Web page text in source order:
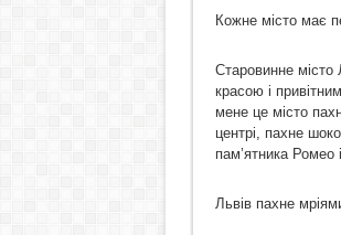
Кожне місто має
Старовинне місто
красою і
мене це місто
центрі, пахне
пам’ятника
Львів пахне